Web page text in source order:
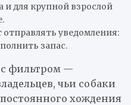
для крупной взрослой
уведомления:
запас.
с фильтром —
чьи собаки
хождения